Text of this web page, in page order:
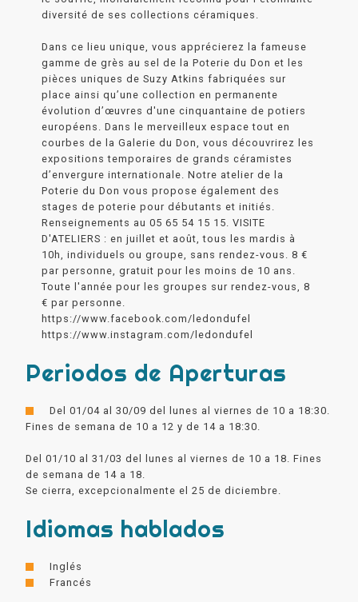
diversité de ses collections céramiques.
Dans ce lieu unique, vous apprécierez la fameuse
gamme de grès au sel de la Poterie du Don et les
pièces uniques de Suzy Atkins fabriquées sur
place ainsi qu’une collection en permanente
évolution d’œuvres d'une cinquantaine de potiers
européens. Dans le merveilleux espace tout en
courbes de la Galerie du Don, vous découvrirez les
expositions temporaires de grands céramistes
d’envergure internationale. Notre atelier de la
Poterie du Don vous propose également des
stages de poterie pour débutants et initiés.
Renseignements au 05 65 54 15 15. VISITE
D'ATELIERS : en juillet et août, tous les mardis à
10h, individuels ou groupe, sans rendez-vous. 8 €
par personne, gratuit pour les moins de 10 ans.
Toute l'année pour les groupes sur rendez-vous, 8
€ par personne.
https://www.facebook.com/ledondufel
https://www.instagram.com/ledondufel
Periodos de Aperturas
Del 01/04 al 30/09 del lunes al viernes de 10 a 18:30.
Fines de semana de 10 a 12 y de 14 a 18:30.
Del 01/10 al 31/03 del lunes al viernes de 10 a 18. Fines
de semana de 14 a 18.
Se cierra, excepcionalmente el 25 de diciembre.
Idiomas hablados
Inglés
Francés